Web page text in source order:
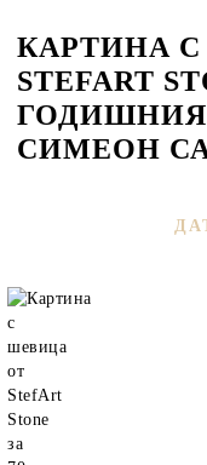
КАРТИНА
STEFART
СИМЕОН